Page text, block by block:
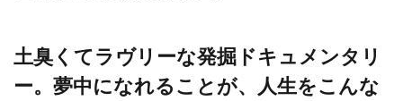
土臭くてラヴリーな発掘ドキュメンタリ
ー。夢中になれることが、人生をこんな